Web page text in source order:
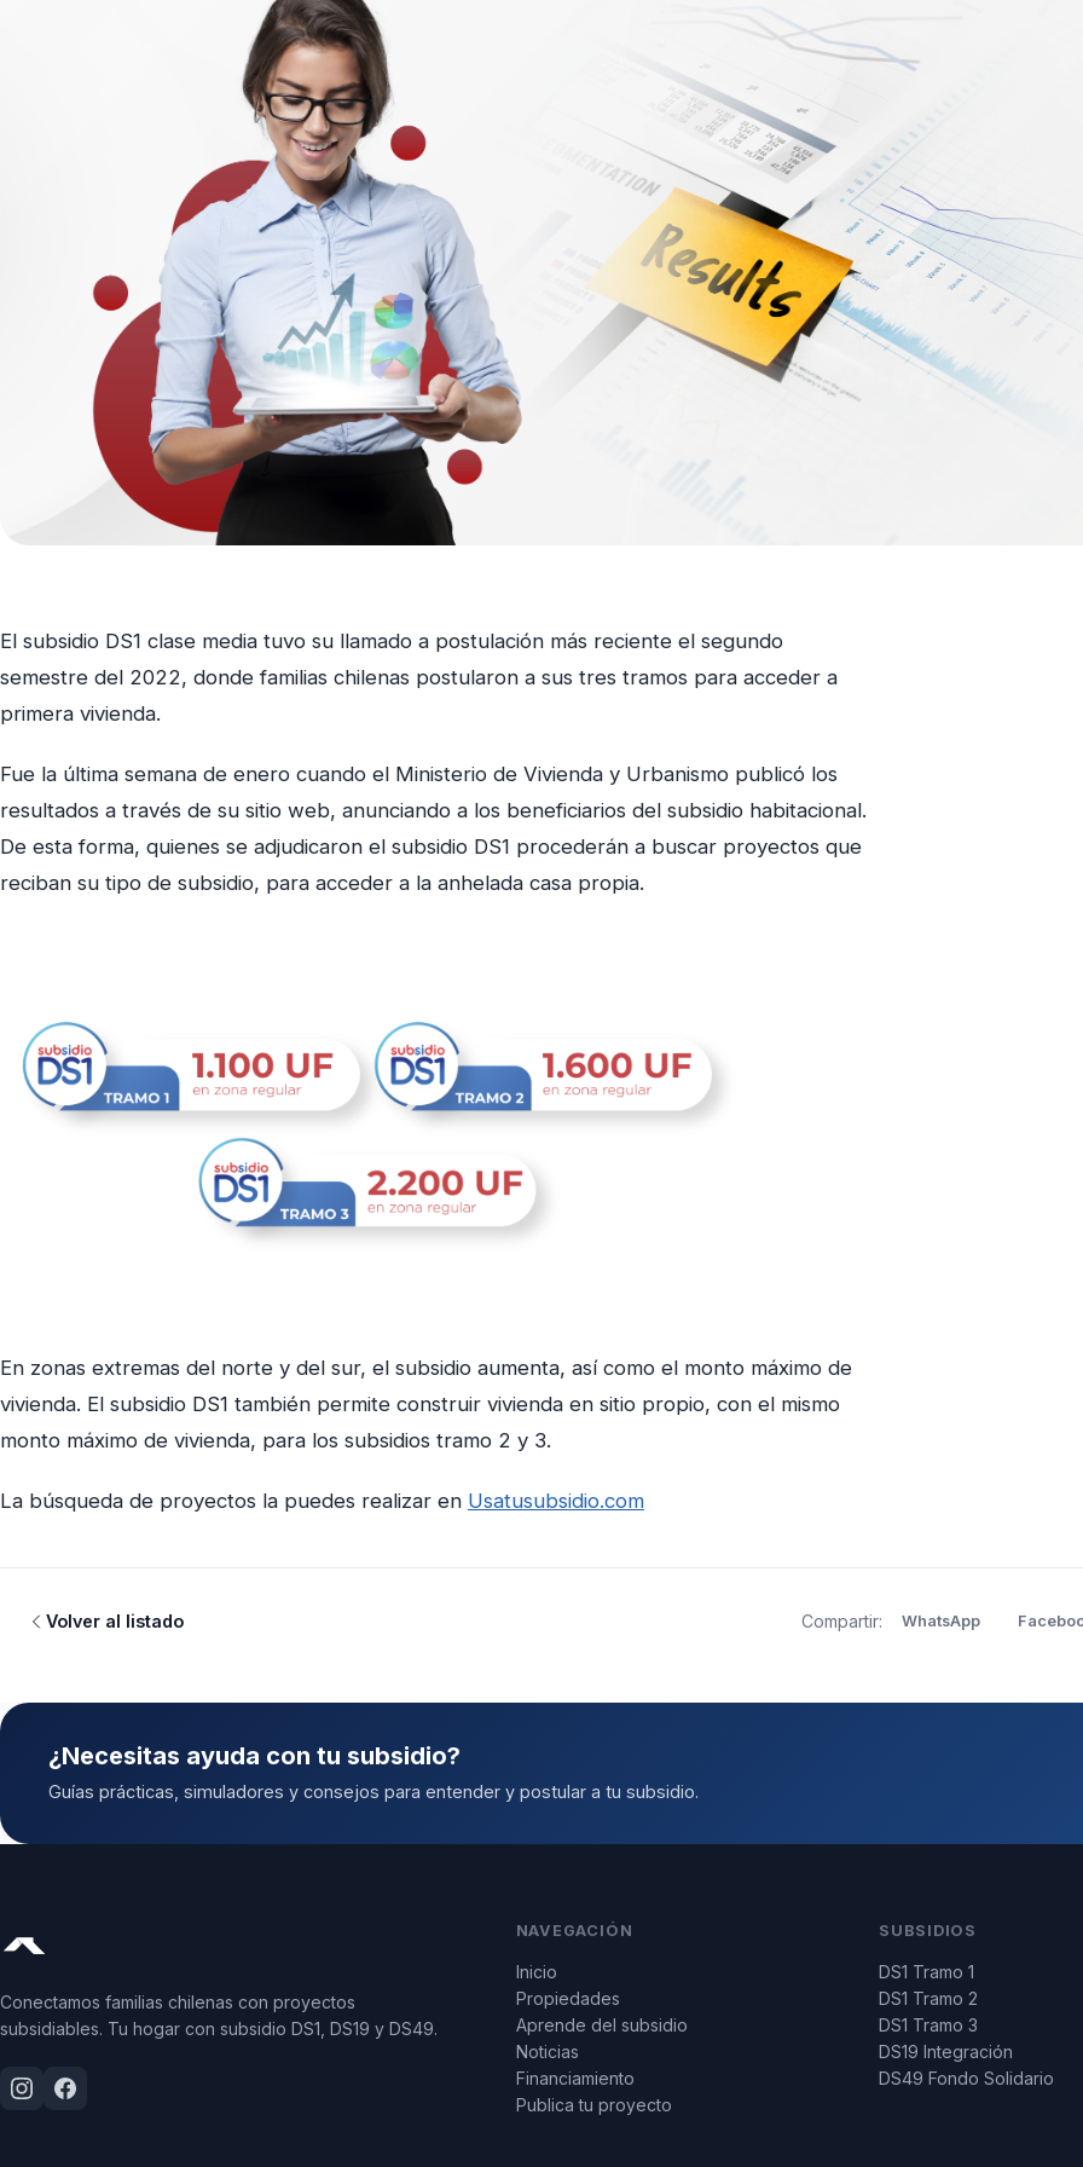
El subsidio DS1 clase media tuvo su llamado a postulación más reciente el segundo
semestre del 2022, donde familias chilenas postularon a sus tres tramos para acceder a
primera vivienda.
Fue la última semana de enero cuando el Ministerio de Vivienda y Urbanismo publicó los
resultados a través de su sitio web, anunciando a los beneficiarios del subsidio habitacional.
De esta forma, quienes se adjudicaron el subsidio DS1 procederán a buscar proyectos que
reciban su tipo de subsidio, para acceder a la anhelada casa propia.
En zonas extremas del norte y del sur, el subsidio aumenta, así como el monto máximo de
vivienda. El subsidio DS1 también permite construir vivienda en sitio propio, con el mismo
monto máximo de vivienda, para los subsidios tramo 2 y 3.
La búsqueda de proyectos la puedes realizar en Usatusubsidio.com
Volver al listado Compartir: WhatsApp
¿Necesitas ayuda con tu subsidio?
Guías prácticas, simuladores y consejos para entender y postular a tu subsidio.
Conectamos familias chilenas con proyectos
subsidiables. Tu hogar con subsidio DS1, DS19 y DS49.
NAVEGACIÓN
Inicio
Propiedades
Aprende del subsidio
Noticias
Financiamiento
Publica tu proyecto
SUBSIDIOS
DS1 Tramo 1
DS1 Tramo 2
DS1 Tramo 3
DS19 Integración
DS49 Fondo Solidario